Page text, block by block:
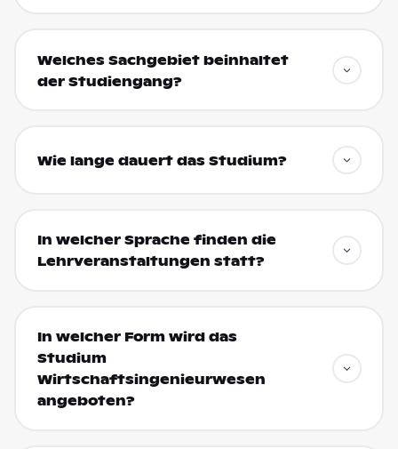
Welches Sachgebiet beinhaltet
der Studiengang?
Wie lange dauert das Studium?
In welcher Sprache finden die
Lehrveranstaltungen statt?
In welcher Form wird das
Studium
Wirtschaftsingenieurwesen
angeboten?